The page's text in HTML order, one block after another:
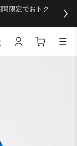
限定でおトク